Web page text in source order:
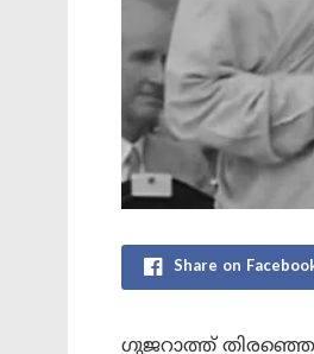
Share on
ഗുജറാത്ത്